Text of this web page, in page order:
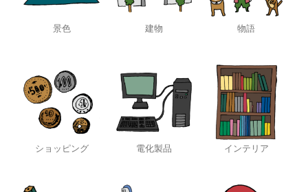
景色 建物 物語
ショッピング 電化製品 インテリア